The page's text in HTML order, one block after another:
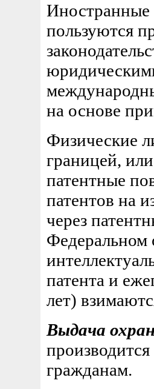
Иностранные
пользуются
на основе
Физические
границей,
патентные
патентов на
через
Федеральном
патента и
лет)
Выдача
гражданам.